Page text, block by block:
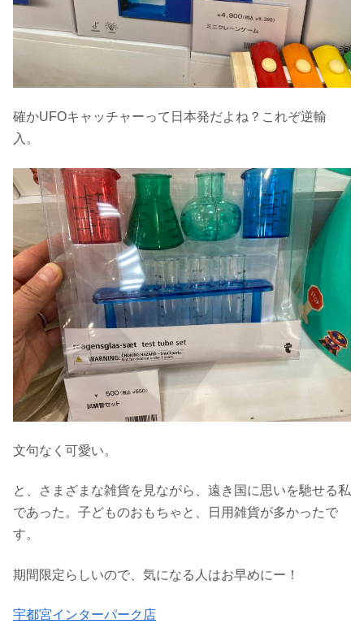
確かUFOキャッチャーって日本発だよね？これぞ逆輸
入。
文句なく可愛い。
と、さまざまな雑貨を見ながら、遠き国に思いを馳せる私
であった。子どものおもちゃと、日用雑貨が多かったで
す。
期間限定らしいので、気になる人はお早めにー！
宇都宮インターパーク店